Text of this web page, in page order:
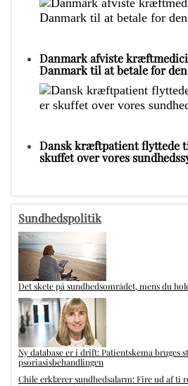
Danmark afviste
Danmark til at betale for
Dansk kræftpatient flyttede
skuffet over vores
Sundhedspolitik
Det skete på sundhedsområdet, mens du
Ny database er i drift: Patientskema bruges
psoriasisbehandlingen
Chile erklærer sundhedsalarm: Fire ud af ti